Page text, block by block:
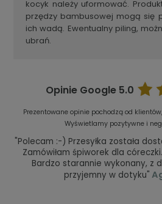
kocyk należy uformować.
przędzy bambusowej mogą się
ich wadą. Ewentualny piling,
ubrań.
Opinie Google5.0
Prezentowane opinie pochodzą od
Wyświetlamy pozytywne i
"Polecam :-) Przesyłka została
Zamówiłam śpiworek dla
Bardzo starannie wykonany, z
przyjemny w dotyku"